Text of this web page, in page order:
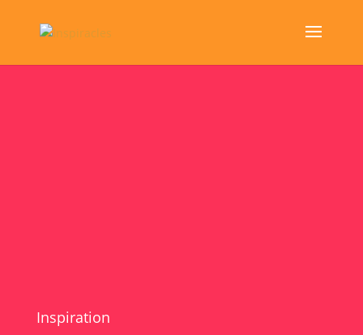
Inspiration